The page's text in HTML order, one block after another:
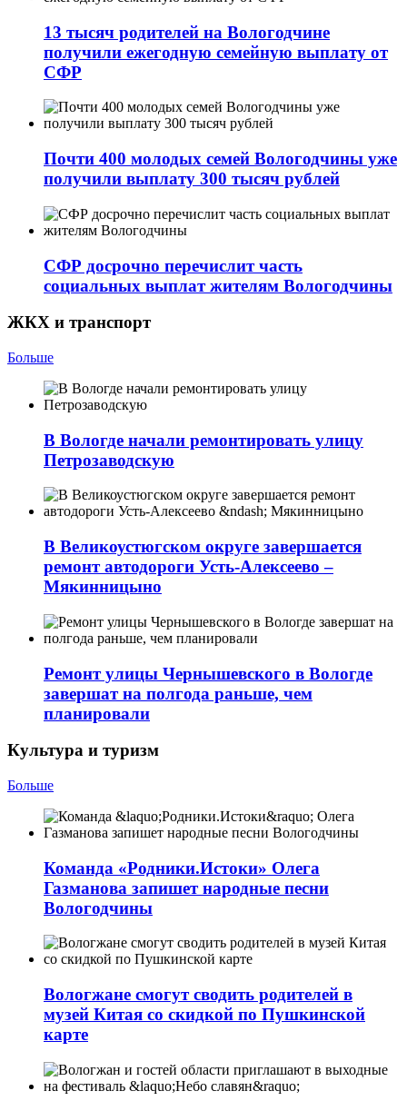
13 тысяч родителей на Вологодчине
получили ежегодную семейную выплату от
СФР
Почти 400 молодых семей Вологодчины уже
получили выплату 300 тысяч рублей
СФР досрочно перечислит часть
социальных выплат жителям Вологодчины
ЖКХ и транспорт
Больше
В Вологде начали ремонтировать улицу
Петрозаводскую
В Великоустюгском округе завершается
ремонт автодороги Усть-Алексеево –
Мякинницыно
Ремонт улицы Чернышевского в Вологде
завершат на полгода раньше, чем
планировали
Культура и туризм
Больше
Команда «Родники.Истоки» Олега
Газманова запишет народные песни
Вологодчины
Вологжане смогут сводить родителей в
музей Китая со скидкой по Пушкинской
карте